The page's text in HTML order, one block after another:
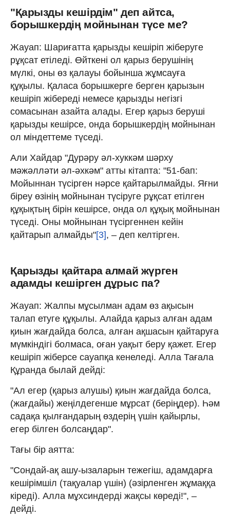
"Қарызды кешірдім" деп айтса,
борышкердің мойнынан түсе ме?
Жауап: Шариғатта қарызды кешіріп жіберуге
рұқсат етіледі. Өйткені ол қарыз берушінің
мүлкі, оны өз қалауы бойынша жұмсауға
құқылы. Қаласа борышкерге берген қарызын
кешіріп жібереді немесе қарызды негізгі
сомасынан азайта алады. Егер қарыз беруші
қарызды кешірсе, онда борышкердің мойнынан
ол міндеттеме түседі.
Али Хайдар "Дурәру әл-хуккәм шәрху
мәжәлләти әл-әхкәм" атты кітапта: "51-бап:
Мойыннан түсірген нәрсе қайтарылмайды. Яғни
біреу өзінің мойнынан түсіруге рұқсат етілген
құқықтың бірін кешірсе, онда ол құқық мойнынан
түседі. Оны мойнынан түсіргеннен кейін
қайтарып алмайды"[3], – деп келтірген.
Қарызды қайтара алмай жүрген
адамды кешірген дұрыс па?
Жауап: Жалпы мұсылман адам өз ақысын
талап етуге құқылы. Алайда қарыз алған адам
қиын жағдайда болса, алған ақшасын қайтаруға
мүмкіндігі болмаса, оған уақыт беру қажет. Егер
кешіріп жіберсе сауапқа кенеледі. Алла Тағала
Құранда былай дейді:
"Ал егер (қарыз алушы) қиын жағдайда болса,
(жағдайы) жеңілдегенше мұрсат (беріңдер). Һәм
садақа қылғандарың өздерің үшін қайырлы,
егер білген болсаңдар".
Тағы бір аятта:
"Сондай-ақ ашу-ызаларын тежегіш, адамдарға
кешірімшіл (тақуалар үшін) (әзірленген жұмаққа
кіреді). Алла мұхсиндерді жақсы көреді!", –
дейді.